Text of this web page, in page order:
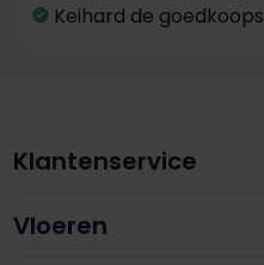
Keihard de
Klantenservice
Vloeren